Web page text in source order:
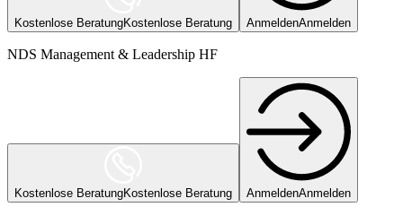
Kostenlose BeratungKostenlose Beratung AnmeldenAnmelden
NDS Management & Leadership HF
Kostenlose BeratungKostenlose Beratung AnmeldenAnmelden